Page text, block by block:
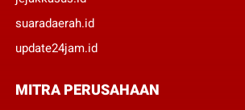
suaradaerah.id
update24jam.id
MITRA PERUSAHAAN